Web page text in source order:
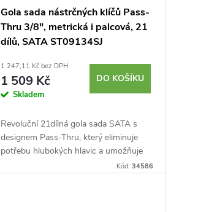
Gola sada nástrčných klíčů Pass-
Thru 3/8", metrická i palcová, 21
dílů, SATA ST09134SJ
1 247,11 Kč bez DPH
1 509 Kč
Skladem
DO KOŠÍKU
Revoluční 21dílná gola sada SATA s
designem Pass-Thru, který eliminuje
potřebu hlubokých hlavic a umožňuje
práci na dlouhých závitových tyčích.
Kód: 34586